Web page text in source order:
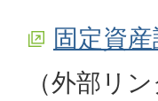
固定資
（外部リン